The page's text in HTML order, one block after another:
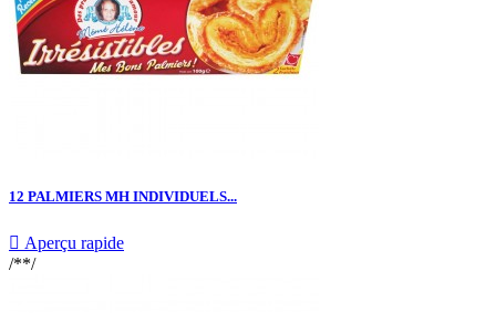
12 PALMIERS MH INDIVIDUELS...
 Aperçu rapide
/**/